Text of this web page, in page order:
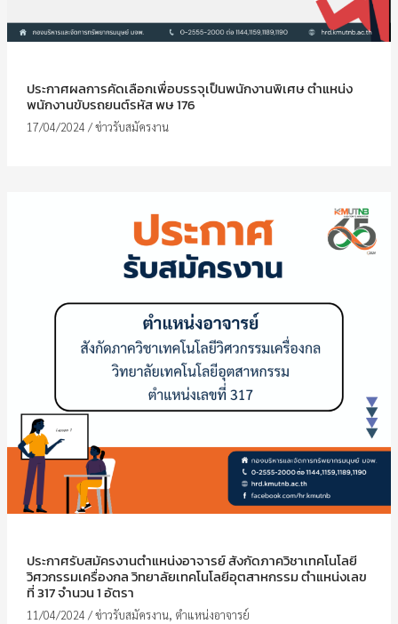
ประกาศผลการคัดเลือกเพื่อบรรจุเป็นพนักงานพิเศษ ตำแหน่ง
พนักงานขับรถยนต์รหัส พษ 176
17/04/2024 /ข่าวรับสมัครงาน
ประกาศรับสมัครงานตำแหน่งอาจารย์ สังกัดภาควิชาเทคโนโลยี
วิศวกรรมเครื่องกล วิทยาลัยเทคโนโลยีอุตสาหกรรม ตำแหน่งเลข
ที่ 317 จำนวน 1 อัตรา
11/04/2024 /ข่าวรับสมัครงาน, ตำแหน่งอาจารย์